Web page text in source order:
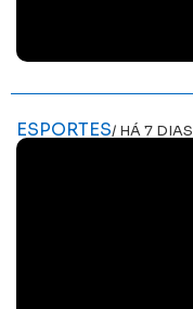
ESPORTES/ HÁ 7 DIAS